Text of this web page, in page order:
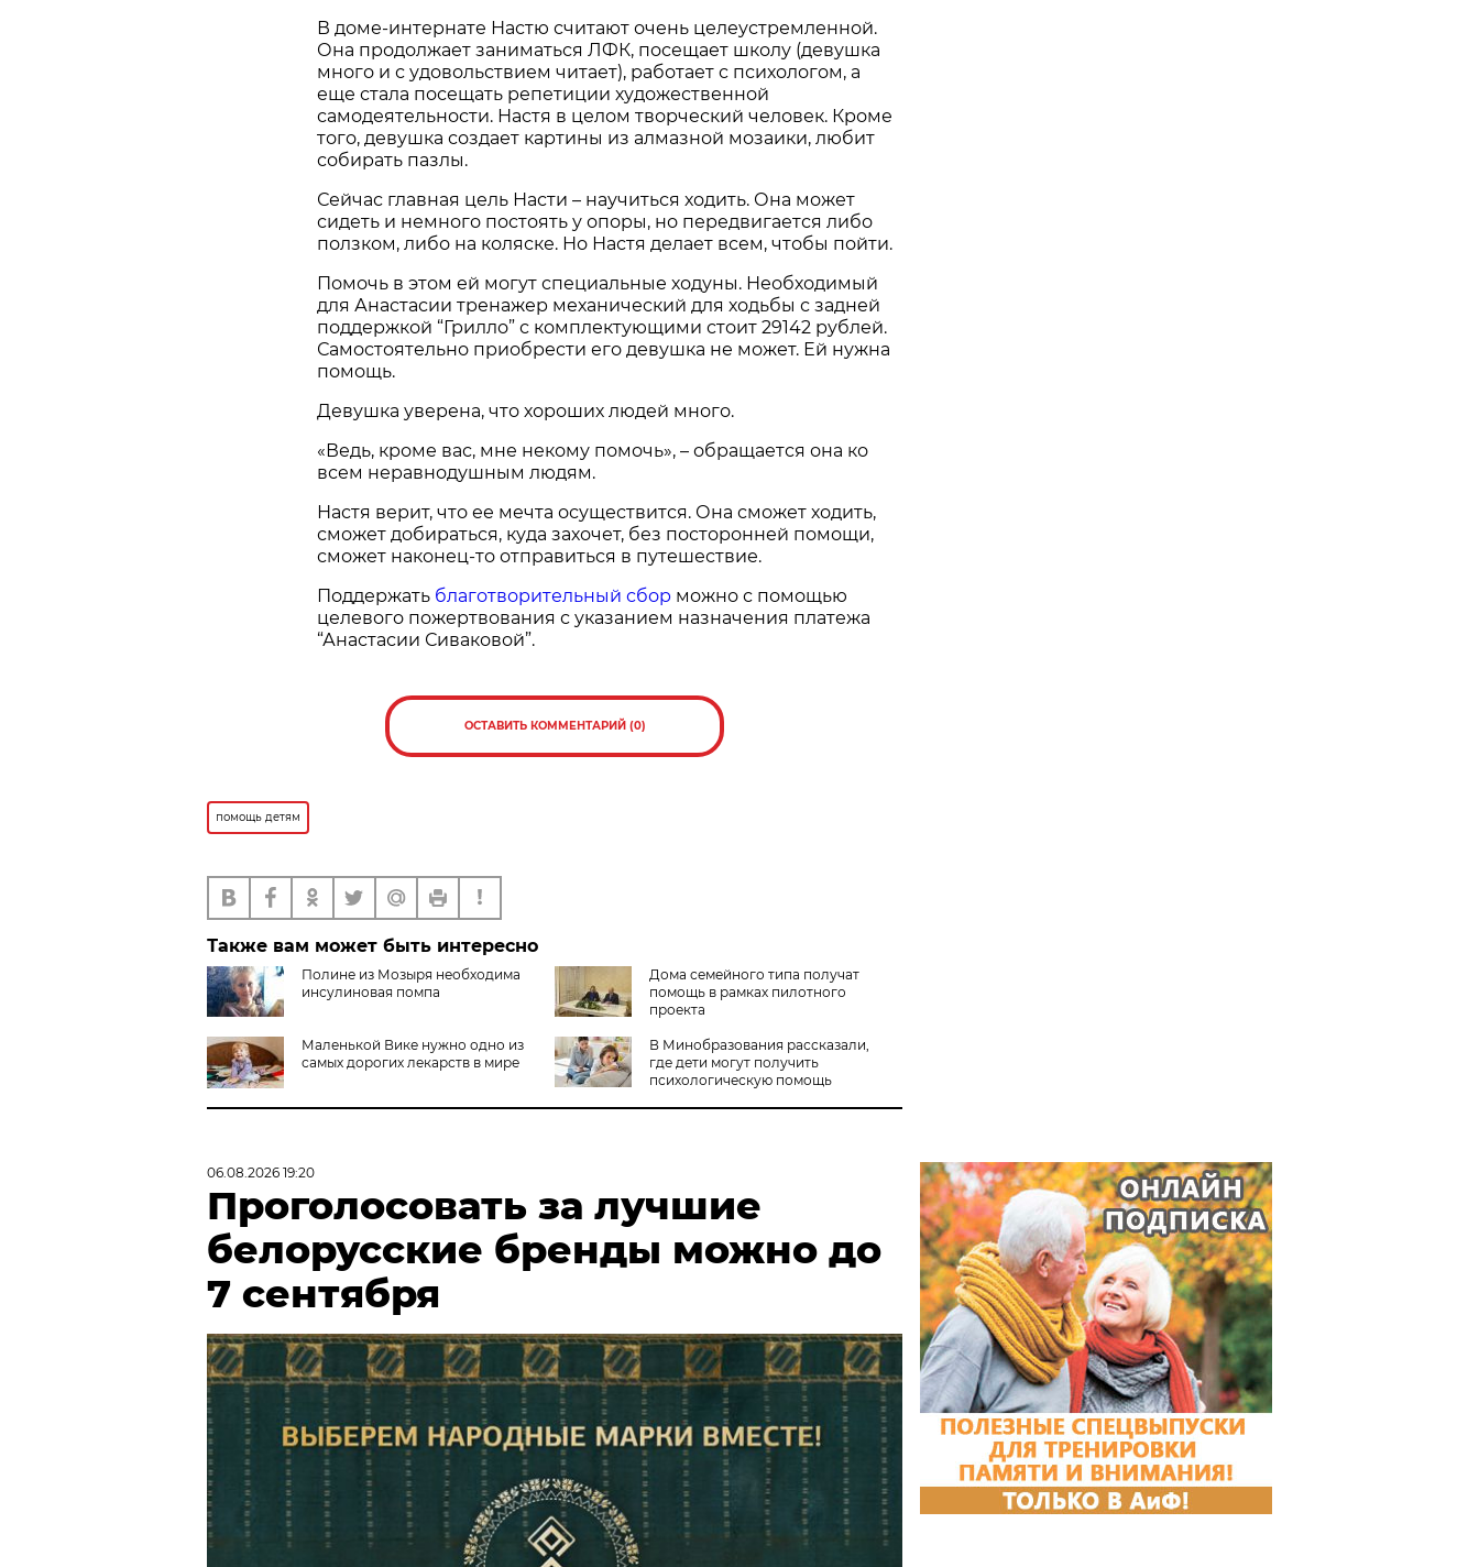
В доме-интернате Настю считают очень целеустремленной.
Она продолжает заниматься ЛФК, посещает школу (девушка
много и с удовольствием читает), работает с психологом, а
еще стала посещать репетиции художественной
самодеятельности. Настя в целом творческий человек. Кроме
того, девушка создает картины из алмазной мозаики, любит
собирать пазлы.
Сейчас главная цель Насти – научиться ходить. Она может
сидеть и немного постоять у опоры, но передвигается либо
ползком, либо на коляске. Но Настя делает всем, чтобы пойти.
Помочь в этом ей могут специальные ходуны. Необходимый
для Анастасии тренажер механический для ходьбы с задней
поддержкой “Грилло” с комплектующими стоит 29142 рублей.
Самостоятельно приобрести его девушка не может. Ей нужна
помощь.
Девушка уверена, что хороших людей много.
«Ведь, кроме вас, мне некому помочь», – обращается она ко
всем неравнодушным людям.
Настя верит, что ее мечта осуществится. Она сможет ходить,
сможет добираться, куда захочет, без посторонней помощи,
сможет наконец-то отправиться в путешествие.
Поддержать благотворительный сбор можно с помощью
целевого пожертвования с указанием назначения платежа
“Анастасии Сиваковой”.
ОСТАВИТЬ КОММЕНТАРИЙ (0)
помощь детям
Также вам может быть интересно
Полине из Мозыря необходима
инсулиновая помпа
Дома семейного типа получат
помощь в рамках пилотного
проекта
Маленькой Вике нужно одно из
самых дорогих лекарств в мире
В Минобразования рассказали,
где дети могут получить
психологическую помощь
06.08.2026 19:20
Проголосовать за лучшие
белорусские бренды можно до
7 сентября